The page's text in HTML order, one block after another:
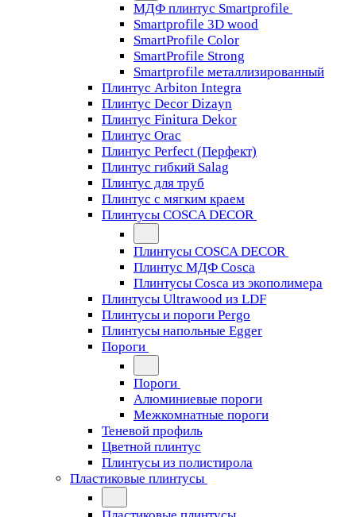
МДФ плинтус Smartprofile
Smartprofile 3D wood
SmartProfile Color
SmartProfile Strong
Smartprofile металлизированный
Плинтус Arbiton Integra
Плинтус Decor Dizayn
Плинтус Finitura Dekor
Плинтус Orac
Плинтус Perfect (Перфект)
Плинтус гибкий Salag
Плинтус для труб
Плинтус с мягким краем
Плинтусы COSCA DECOR
Плинтусы COSCA DECOR
Плинтус МДФ Cosca
Плинтусы Cosca из экополимера
Плинтусы Ultrawood из LDF
Плинтусы и пороги Pergo
Плинтусы напольные Egger
Пороги
Пороги
Алюминиевые пороги
Межкомнатные пороги
Теневой профиль
Цветной плинтус
Плинтусы из полистирола
Пластиковые плинтусы